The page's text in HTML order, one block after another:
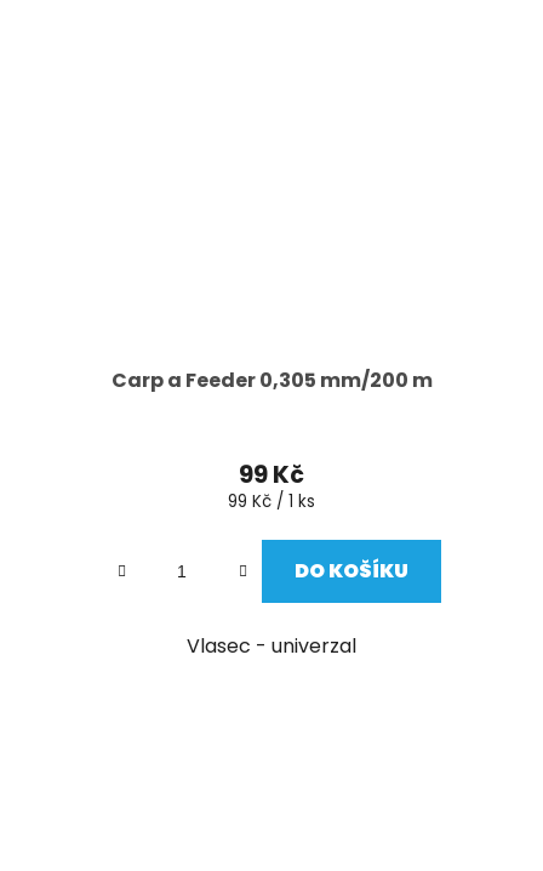
Carp a Feeder 0,305 mm/200 m
99 Kč
Měrná
99 Kč / 1 ks
DO KOŠÍKU
Vlasec - univerzal